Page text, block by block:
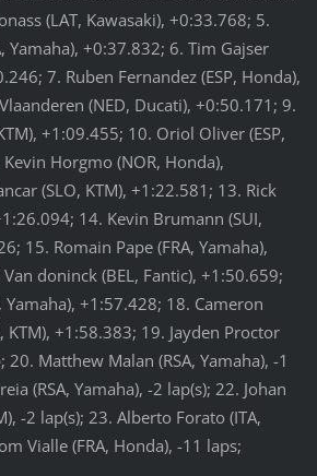
(LAT, Kawasaki), +0:33.768; 5.
Yamaha), +0:37.832; 6. Tim Gajser
7. Ruben Fernandez (ESP, Honda),
(NED, Ducati), +0:50.171; 9.
+1:09.455; 10. Oriol Oliver (ESP,
Horgmo (NOR, Honda),
(SLO, KTM), +1:22.581; 13. Rick
14. Kevin Brumann (SUI,
15. Romain Pape (FRA, Yamaha),
doninck (BEL, Fantic), +1:50.659;
Yamaha), +1:57.428; 18. Cameron
KTM), +1:58.383; 19. Jayden Proctor
20. Matthew Malan (RSA, Yamaha), -1
(RSA, Yamaha), -2 lap(s); 22. Johan
-2 lap(s); 23. Alberto Forato (ITA,
Vialle (FRA, Honda), -11 laps;